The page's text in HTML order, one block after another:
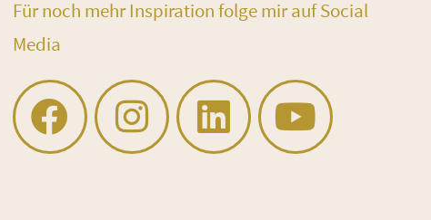
Für noch mehr Inspiration folge mir auf Social
Media